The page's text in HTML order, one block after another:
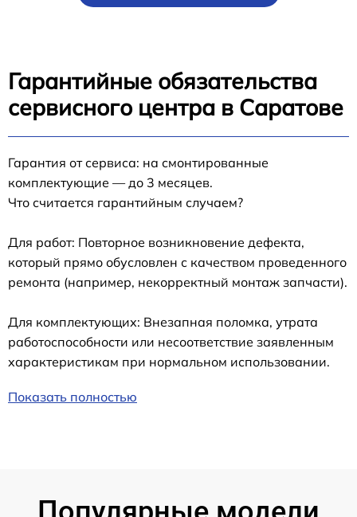
Гарантийные обязательства
сервисного центра в Саратове
Гарантия от сервиса: на смонтированные
комплектующие — до 3 месяцев.
Что считается гарантийным случаем?
Для работ: Повторное возникновение дефекта,
который прямо обусловлен с качеством проведенного
ремонта (например, некорректный монтаж запчасти).
Для комплектующих: Внезапная поломка, утрата
работоспособности или несоответствие заявленным
характеристикам при нормальном использовании.
Показать полностью